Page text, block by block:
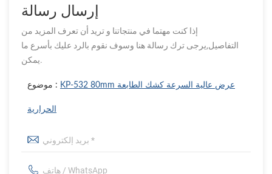
إرسال رسالة
إذا كنت مهتما في منتجاتنا و تريد أن تعرف المزيد من
التفاصيل,يرجى ترك رسالة هنا وسوف نقوم بالرد عليك بأسرع ما
يمكن.
موضوع : KP-532 80mm عرض عالية السرعة كشك الطابعة
الحرارية